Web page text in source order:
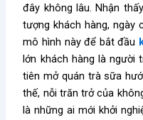
đây không lâu. Nhận
tượng khách hàng, ngày
mô hình này để bắt đầu
lớn khách hàng là người
tiên mở quán trà sữa
thế, nỗi trăn trở của
là những ai mới khởi